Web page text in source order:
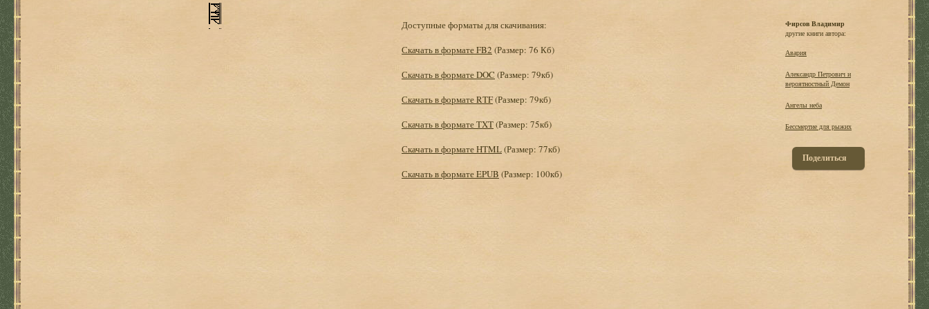
Доступные форматы для скачивания:
Скачать в формате FB2 (Размер: 76 Кб)
Скачать в формате DOC (Размер: 79кб)
Скачать в формате RTF(Размер: 79кб)
Скачать в формате TXT(Размер: 75кб)
Скачать в формате HTML(Размер: 77кб)
Скачать в формате EPUB (Размер: 100кб)
Фирсов Владимир
другие книги автора:
Авария
Александр Петрович и
вероятностный Демон
Ангелы неба
Бессмертие для рыжих
Поделиться